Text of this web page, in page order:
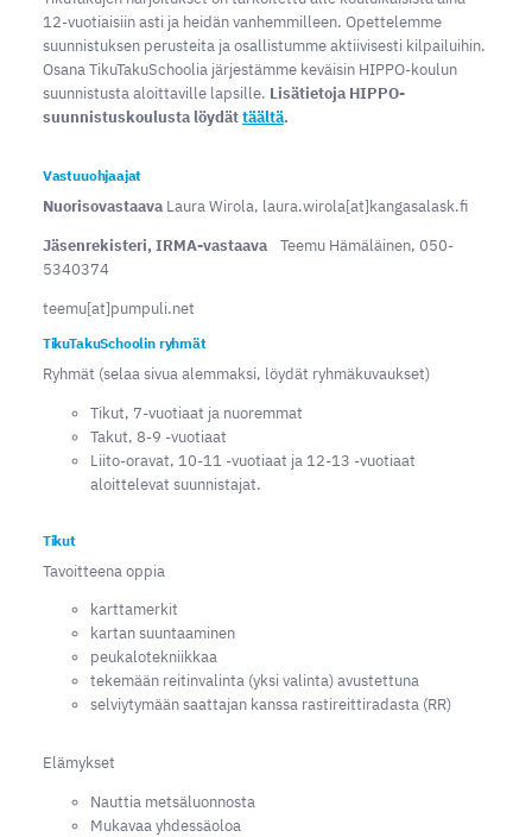
12-vuotiaisiin asti ja heidän vanhemmilleen. Opettelemme
suunnistuksen perusteita ja osallistumme aktiivisesti kilpailuihin.
Osana TikuTakuSchoolia järjestämme keväisin HIPPO-koulun
suunnistusta aloittaville lapsille. Lisätietoja HIPPO-
suunnistuskoulusta löydättäältä.
Vastuuohjaajat
Nuorisovastaava Laura Wirola, laura.wirola[at]kangasalask.fi
Jäsenrekisteri, IRMA-vastaava
Teemu Hämäläinen, 050-
5340374
teemu[at]pumpuli.net
TikuTakuSchoolin ryhmät
Ryhmät (selaa sivua alemmaksi, löydät ryhmäkuvaukset)
Tikut, 7-vuotiaat ja nuoremmat
Takut, 8-9 -vuotiaat
Liito-oravat, 10-11 -vuotiaat ja 12-13 -vuotiaat
aloittelevat suunnistajat.
Tikut
Tavoitteena oppia
karttamerkit
kartan suuntaaminen
peukalotekniikkaa
tekemään reitinvalinta (yksi valinta) avustettuna
selviytymään saattajan kanssa rastireittiradasta (RR)
Elämykset
Nauttia metsäluonnosta
Mukavaa yhdessäoloa